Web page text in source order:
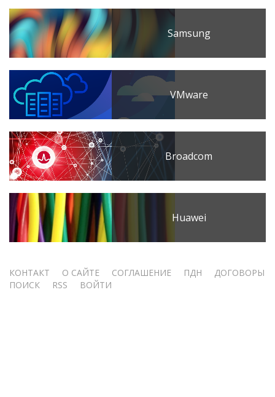
Samsung
VMware
Broadcom
Huawei
Меню
КОНТАКТ О САЙТЕ СОГЛАШЕНИЕ ПДН
ДОГОВОРЫ
ПОИСК
RSS ВОЙТИ